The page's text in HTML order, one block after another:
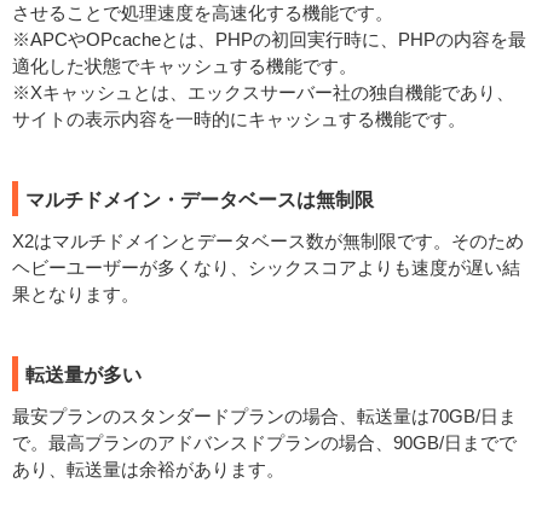
させることで処理速度を高速化する機能です。
※APCやOPcacheとは、PHPの初回実行時に、PHPの内容を最
適化した状態でキャッシュする機能です。
※Xキャッシュとは、エックスサーバー社の独自機能であり、
サイトの表示内容を一時的にキャッシュする機能です。
マルチドメイン・データベースは無制限
X2はマルチドメインとデータベース数が無制限です。そのため
ヘビーユーザーが多くなり、シックスコアよりも速度が遅い結
果となります。
転送量が多い
最安プランのスタンダードプランの場合、転送量は70GB/日ま
で。最高プランのアドバンスドプランの場合、90GB/日までで
あり、転送量は余裕があります。